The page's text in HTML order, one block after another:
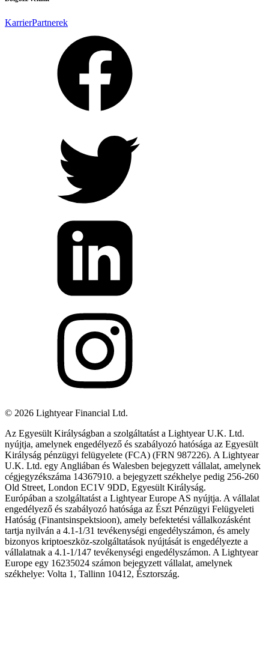
KarrierPartnerek
© 2026 Lightyear Financial Ltd.
Az Egyesült Királyságban a szolgáltatást a Lightyear U.K. Ltd.
nyújtja, amelynek engedélyező és szabályozó hatósága az Egyesült
Királyság pénzügyi felügyelete (FCA) (FRN 987226). A Lightyear
U.K. Ltd. egy Angliában és Walesben bejegyzett vállalat, amelynek
cégjegyzékszáma 14367910. a bejegyzett székhelye pedig 256-260
Old Street, London EC1V 9DD, Egyesült Királyság.
Európában a szolgáltatást a Lightyear Europe AS nyújtja. A vállalat
engedélyező és szabályozó hatósága az Észt Pénzügyi Felügyeleti
Hatóság (Finantsinspektsioon), amely befektetési vállalkozásként
tartja nyilván a 4.1-1/31 tevékenységi engedélyszámon, és amely
bizonyos kriptoeszköz-szolgáltatások nyújtását is engedélyezte a
vállalatnak a 4.1-1/147 tevékenységi engedélyszámon. A Lightyear
Europe egy 16235024 számon bejegyzett vállalat, amelynek
székhelye: Volta 1, Tallinn 10412, Észtország.